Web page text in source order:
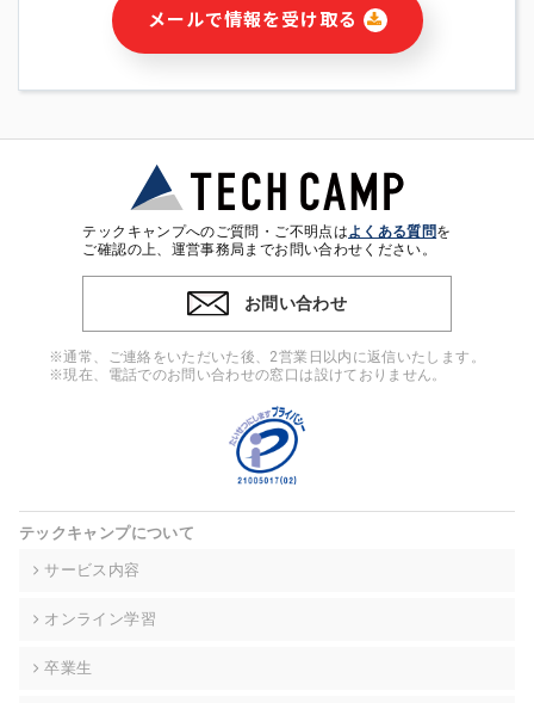
・本サービス及び本サービスに関連する情報(当社及び第三者の
サービス又は商品等の広告配信・宣伝を含みますが、それらに
・個人(法人の場合は担当者)を識別できない形式に加工した統
計情報の作成および利用
※上記の利用目的に基づいた本人への連絡及び配信について
4. 個人情報の第三者提供
ンをとるために、氏名等の一部の情報をサービス内で使用する
チャットツールで発信することにより、本サービスの他の利用
者等に提供することがあります。
当社は事業運営上、前項利用目的の範囲に限って個人情報を外
高い委託先を選定し、個人情報の適正管理・機密保持について
個人情報の開示等(利用目的の通知、開示、内容の訂正・追加・
て、下記の当社問合わせ窓口に申し出ることができます。その
メールで情報を受け取る
テックキャンプへのご質問・ご不明点はよくある質問を
ご確認の上、運営事務局までお問い合わせください。
お問い合わせ
※通常、ご連絡をいただいた後、2営業日以内に返信いたします。
※現在、電話でのお問い合わせの窓口は設けておりません。
テックキャンプについて
サービス内容
オンライン学習
卒業生